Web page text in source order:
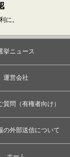
に。
挙ニュース
運営会社
質問（有権者向け）
の外部送信について